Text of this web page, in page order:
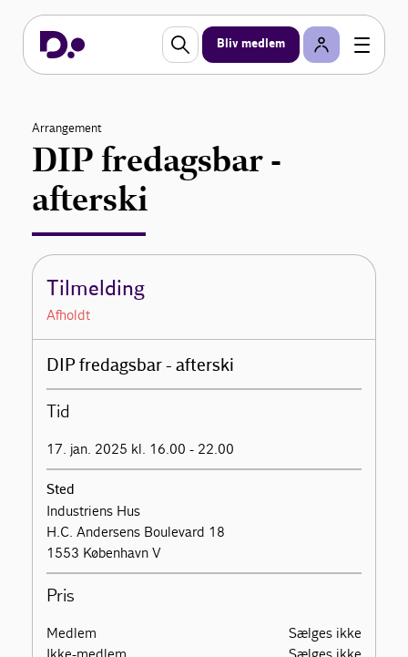
Bliv medlem
Arrangement
DIP fredagsbar -
afterski
Tilmelding
Afholdt
DIP fredagsbar - afterski
Tid
17. jan. 2025 kl. 16.00 - 22.00
Sted
Industriens Hus
H.C. Andersens Boulevard 18
1553 København V
Pris
Medlem
Sælges ikke